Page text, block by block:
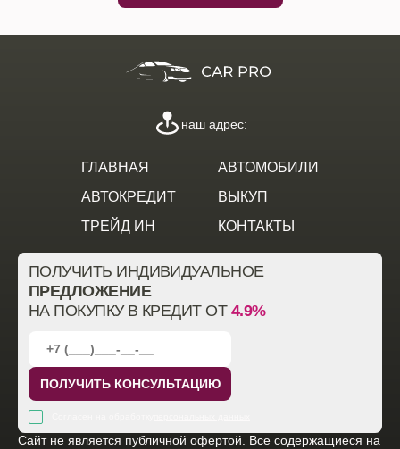
ГЛАВНАЯ
АВТОМОБИЛИ
АВТОКРЕДИТ
ВЫКУП
ТРЕЙД ИН
КОНТАКТЫ
наш адрес:
ПОЛУЧИТЬ ИНДИВИДУАЛЬНОЕ
ПРЕДЛОЖЕНИЕ
НА ПОКУПКУ В КРЕДИТ ОТ 4.9%
ПОЛУЧИТЬ КОНСУЛЬТАЦИЮ
Cайт не является публичной офертой. Все содержащиеся на